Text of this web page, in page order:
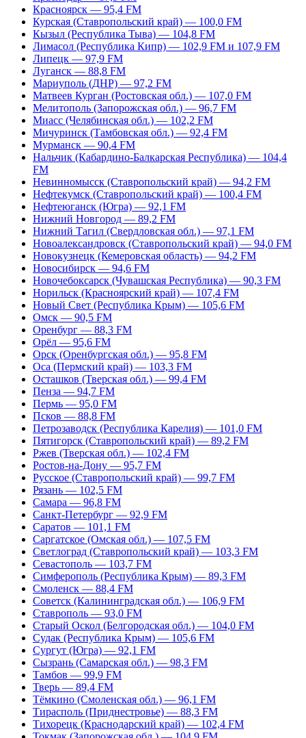
Красноярск — 95,4 FM
Курская (Ставропольский край) — 100,0 FM
Кызыл (Республика Тыва) — 104,8 FM
Лимасол (Республика Кипр) — 102,9 FM и 107,9 FM
Липецк — 97,9 FM
Луганск — 88,8 FM
Мариуполь (ДНР) — 97,2 FM
Матвеев Курган (Ростовская обл.) — 107,0 FM
Мелитополь (Запорожская обл.) — 96,7 FM
Миасс (Челябинская обл.) — 102,2 FM
Мичуринск (Тамбовская обл.) — 92,4 FM
Мурманск — 90,4 FM
Нальчик (Кабардино-Балкарская Республика) — 104,4
FM
Невинномысск (Ставропольский край) — 94,2 FM
Нефтекумск (Ставропольский край) — 100,4 FM
Нефтеюганск (Югра) — 92,1 FM
Нижний Новгород — 89,2 FM
Нижний Тагил (Свердловская обл.) — 97,1 FM
Новоалександровск (Ставропольский край) — 94,0 FM
Новокузнецк (Кемеровская область) — 94,2 FM
Новосибирск — 94,6 FM
Новочебоксарск (Чувашская Республика) — 90,3 FM
Норильск (Красноярский край) — 107,4 FM
Новый Свет (Республика Крым) — 105,6 FM
Омск — 90,5 FM
Оренбург — 88,3 FM
Орёл — 95,6 FM
Орск (Оренбургская обл.) — 95,8 FM
Оса (Пермский край) — 103,3 FM
Осташков (Тверская обл.) — 99,4 FM
Пенза — 94,7 FM
Пермь — 95,0 FM
Псков — 88,8 FM
Петрозаводск (Республика Карелия) — 101,0 FM
Пятигорск (Ставропольский край) — 89,2 FM
Ржев (Тверская обл.) — 102,4 FM
Ростов-на-Дону — 95,7 FM
Русское (Ставропольский край) — 99,7 FM
Рязань — 102,5 FM
Самара — 96,8 FM
Санкт-Петербург — 92,9 FM
Саратов — 101,1 FM
Саргатское (Омская обл.) — 107,5 FM
Светлоград (Ставропольский край) — 103,3 FM
Севастополь — 103,7 FM
Симферополь (Республика Крым) — 89,3 FM
Смоленск — 88,4 FM
Советск (Калининградская обл.) — 106,9 FM
Ставрополь — 93,0 FM
Старый Оскол (Белгородская обл.) — 104,0 FM
Судак (Республика Крым) — 105,6 FM
Сургут (Югра) — 92,1 FM
Сызрань (Самарская обл.) — 98,3 FM
Тамбов — 99,9 FM
Тверь — 89,4 FM
Тёмкино (Смоленская обл.) — 96,1 FM
Тирасполь (Приднестровье) — 88,3 FM
Тихорецк (Краснодарский край) — 102,4 FM